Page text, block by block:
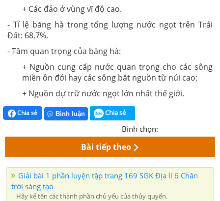
+ Các đảo ở vùng vĩ độ cao.
- Tỉ lệ băng hà trong tổng lượng nước ngọt trên Trái
Đất: 68,7%.
- Tầm quan trọng của băng hà:
+ Nguồn cung cấp nước quan trọng cho các sông
miền ôn đới hay các sông bắt nguồn từ núi cao;
+ Nguồn dự trữ nước ngọt lớn nhất thế giới.
Chia sẻ Bình luận Chia sẻ
Bình chọn:
Bài tiếp theo
Giải bài 1 phần luyện tập trang 169 SGK Địa lí 6 Chân
trời sáng tạo
Hãy kể tên các thành phần chủ yếu của thủy quyển.